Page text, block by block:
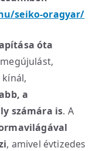
seiko-oragyar/
óta
a
számára is. A
, amivel évtizedes